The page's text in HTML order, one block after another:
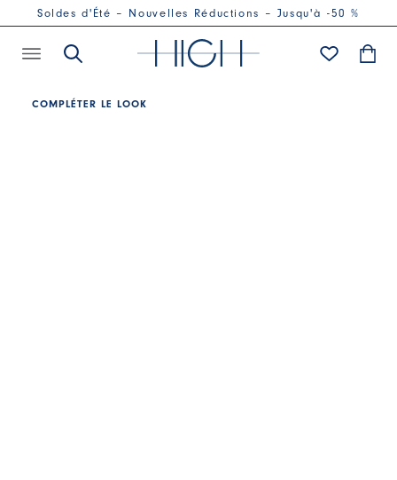
Soldes d'Été – Nouvelles Réductions – Jusqu'à -50 %
COMPLÉTER LE LOOK